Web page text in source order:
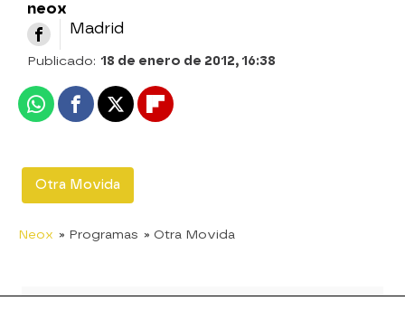
neox
Madrid
Publicado: 18 de enero de 2012, 16:38
WhatsappFacebook
X Flipboard
Otra Movida
Neox » Programas » Otra Movida